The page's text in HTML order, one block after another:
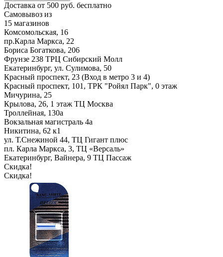
Доставка от 500 руб. бесплатно
Самовывоз из
15 магазинов
Комсомольская, 16
пр.Карла Маркса, 22
Бориса Богаткова, 206
Фрунзе 238 ТРЦ Сибирский Молл
Екатеринбург, ул. Сулимова, 50
Красный проспект, 23 (Вход в метро 3 и 4)
Красный проспект, 101, ТРК "Ройял Парк", 0 этаж
Мичурина, 25
Крылова, 26, 1 этаж ТЦ Москва
Троллейная, 130а
Вокзальная магистраль 4а
Никитина, 62 к1
ул. Т.Снежиной 44, ТЦ Гигант плюс
пл. Карла Маркса, 3, ТЦ «Версаль»
Екатеринбург, Вайнера, 9 ТЦ Пассаж
Скидка!
Скидка!